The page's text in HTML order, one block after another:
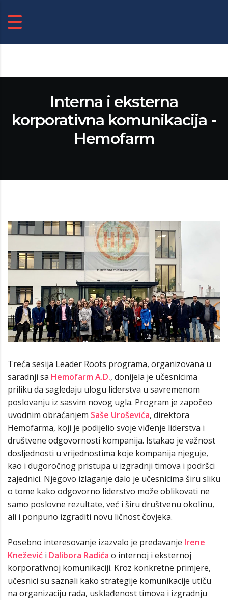
Interna i eksterna
korporativna komunikacija -
Hemofarm
Treća sesija Leader Roots programa, organizovana u
saradnji sa Hemofarm A.D., donijela je učesnicima
priliku da sagledaju ulogu liderstva u savremenom
poslovanju iz sasvim novog ugla. Program je započeo
uvodnim obraćanjem Saše Uroševića, direktora
Hemofarma, koji je podijelio svoje viđenje liderstva i
društvene odgovornosti kompanija. Istakao je važnost
dosljednosti u vrijednostima koje kompanija njeguje,
kao i dugoročnog pristupa u izgradnji timova i podršci
zajednici. Njegovo izlaganje dalo je učesnicima širu sliku
o tome kako odgovorno liderstvo može oblikovati ne
samo poslovne rezultate, već i širu društvenu okolinu,
ali i ponpuno izgraditi novu ličnost čovjeka.
Posebno interesovanje izazvalo je predavanje Irene
Knežević i Dalibora Radića o internoj i eksternoj
korporativnoj komunikaciji. Kroz konkretne primjere,
učesnici su saznali kako strategije komunikacije utiču
na organizaciju rada, usklađenost timova i izgradnju